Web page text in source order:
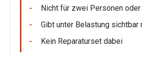
Nicht für zwei Personen
Gibt unter Belastung sichtbar
Kein Reparaturset dabei